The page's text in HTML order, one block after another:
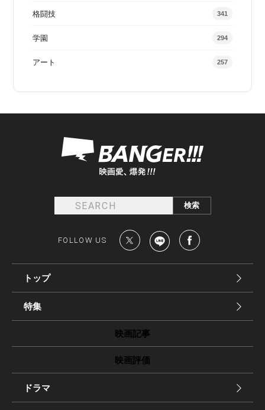
格闘技 341
学園 294
アート 257
FOLLOW US
トップ
特集
映画記事
映画評価
ドラマ